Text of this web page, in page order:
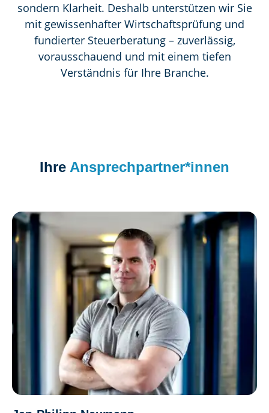
sondern Klarheit. Deshalb unterstützen wir Sie
mit gewissenhafter Wirtschaftsprüfung und
fundierter Steuerberatung – zuverlässig,
vorausschauend und mit einem tiefen
Verständnis für Ihre Branche.
Ihre Ansprechpartner*innen